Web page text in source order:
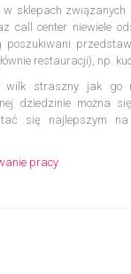
sklepach
call center niewiele
poszukiwani
restauracji), np.
straszny jak go
dziedzinie można
się najlepszym na
pracy